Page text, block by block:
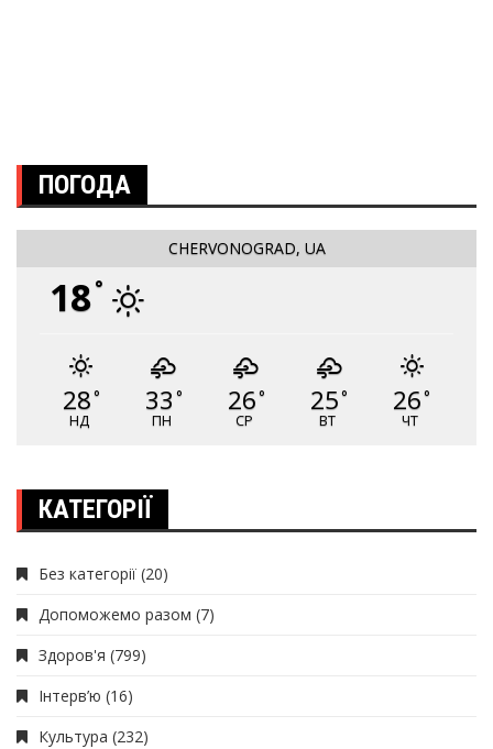
ПОГОДА
CHERVONOGRAD, UA
18°
28°
НД
33 °
ПН
26°
СР
25°
ВТ
26°
ЧТ
КАТЕГОРІЇ
Без категорії (20)
Допоможемо разом (7)
Здоров'я (799)
Інтерв’ю (16)
Культура (232)